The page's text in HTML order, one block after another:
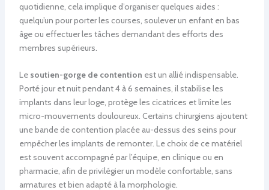
quotidienne, cela implique d’organiser quelques aides :
quelqu’un pour porter les courses, soulever un enfant en bas
âge ou effectuer les tâches demandant des efforts des
membres supérieurs.
Le soutien-gorge de contention est un allié indispensable.
Porté jour et nuit pendant 4 à 6 semaines, il stabilise les
implants dans leur loge, protège les cicatrices et limite les
micro-mouvements douloureux. Certains chirurgiens ajoutent
une bande de contention placée au-dessus des seins pour
empêcher les implants de remonter. Le choix de ce matériel
est souvent accompagné par l’équipe, en clinique ou en
pharmacie, afin de privilégier un modèle confortable, sans
armatures et bien adapté à la morphologie.